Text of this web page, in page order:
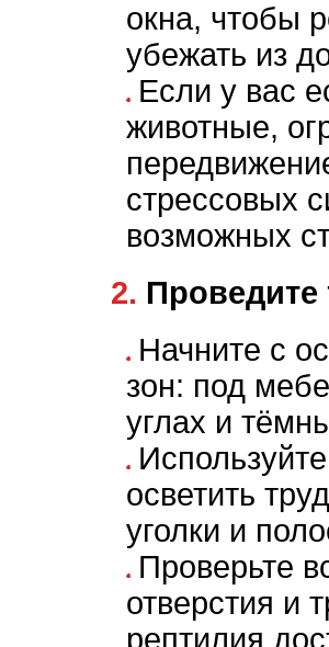
окна, чтобы
убежать из
Если у вас
животные,
стрессовых
возможных
2.
Начните с
зон: под
углах и
осветить
уголки и
Проверьте
отверстия и
рептилия